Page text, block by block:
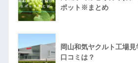
ポット※まとめ
岡山和気ヤクルト工場
口コミは？